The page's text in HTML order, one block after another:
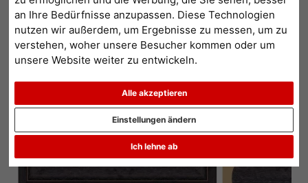
an Ihre Bedürfnisse anzupassen. Diese Technologien
nutzen wir außerdem, um Ergebnisse zu messen, um zu
verstehen, woher unsere Besucher kommen oder um
unsere Website weiter zu entwickeln.
Alle akzeptieren
Ich lehne ab
Einstellungen ändern